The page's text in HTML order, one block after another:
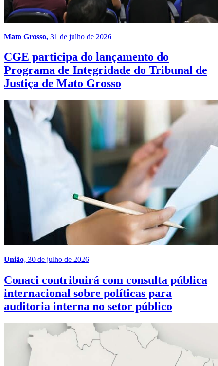
Mato Grosso, 31 de julho de 2026
CGE participa do lançamento do
Programa de Integridade do Tribunal de
Justiça de Mato Grosso
União, 30 de julho de 2026
Conaci contribuirá com consulta pública
internacional sobre políticas para
auditoria interna no setor público